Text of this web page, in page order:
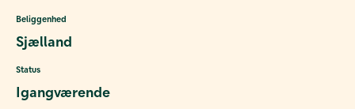
Beliggenhed
Sjælland
Status
Igangværende